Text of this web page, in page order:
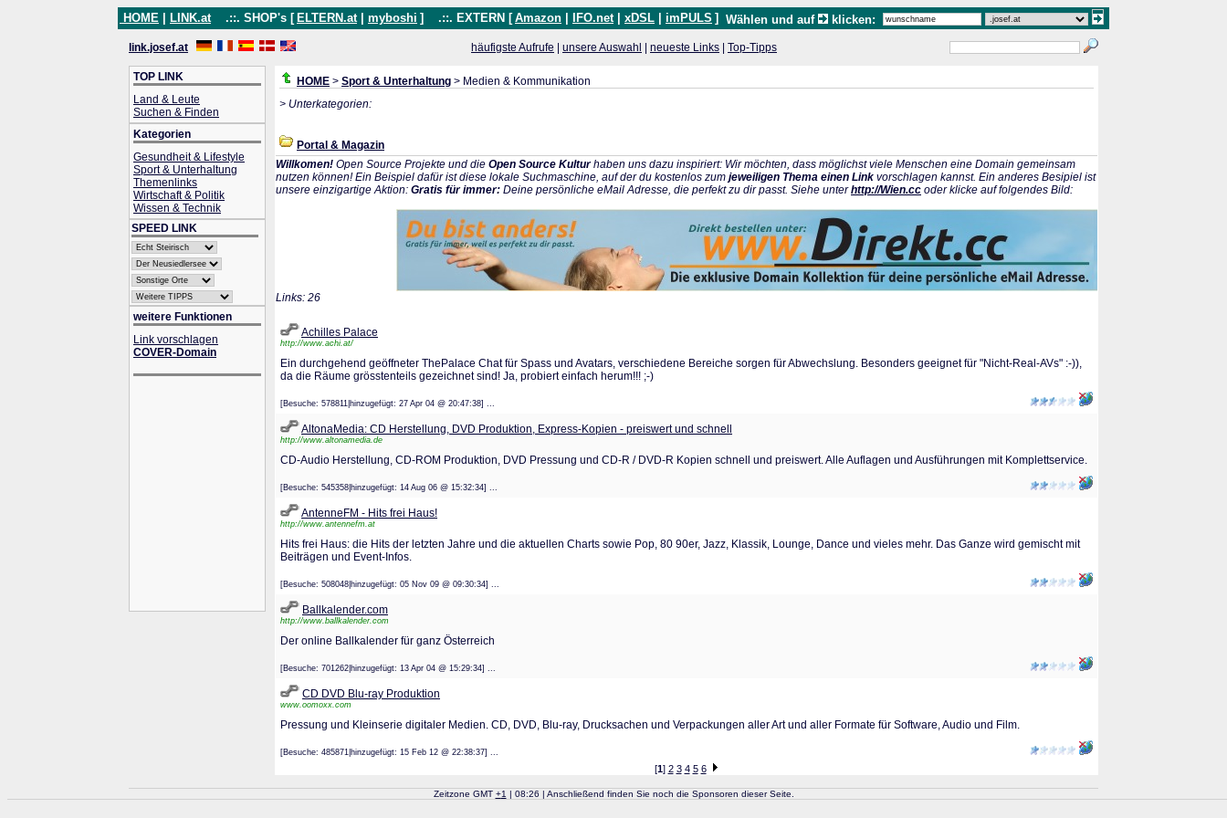
HOME LINK.at .::. SHOP's [ ELTERN.at myboshi ] .::. EXTERN [ Amazon IFO.net xDSL imPULS ] Wählen und auf klicken:
link.josef.at häufigste Aufrufe unsere Auswahl neueste Links Top-Tipps
TOP LINK
Land & Leute
Suchen & Finden
Kategorien
Gesundheit & Lifestyle
Sport & Unterhaltung
Themenlinks
Wirtschaft & Politik
Wissen & Technik
SPEED LINK
weitere Funktionen
Link vorschlagen
COVER-Domain
HOME > Sport & Unterhaltung > Medien & Kommunikation
> Unterkategorien:
Portal & Magazin
Willkomen! Open Source Projekte und die Open Source Kulturhaben uns dazu inspiriert: Wir möchten, dass möglichst viele Menschen eine Domain gemeinsam
nutzen können! Ein Beispiel dafür ist diese lokale Suchmaschine, auf der du kostenlos zum jeweiligen Thema einen Link vorschlagen kannst. Ein anderes Besipiel ist
unsere einzigartige Aktion: Gratis für immer: Deine persönliche eMail Adresse, die perfekt zu dir passt. Siehe unterhttp://Wien.cc oder klicke auf folgendes Bild:
Links: 26
Achilles Palace
http://www.achi.at/
Ein durchgehend geöffneter ThePalace Chat für Spass und Avatars, verschiedene Bereiche sorgen für Abwechslung. Besonders geeignet für "Nicht-Real-AVs" :-)),
da die Räume grösstenteils gezeichnet sind! Ja, probiert einfach herum!!! ;-)
[Besuche: 578811|hinzugefügt: 27 Apr 04 @ 20:47:38] ...
AltonaMedia: CD Herstellung, DVD Produktion, Express-Kopien - preiswert und schnell
http://www.altonamedia.de
CD-Audio Herstellung, CD-ROM Produktion, DVD Pressung und CD-R / DVD-R Kopien schnell und preiswert. Alle Auflagen und Ausführungen mit Komplettservice.
[Besuche: 545358|hinzugefügt: 14 Aug 06 @ 15:32:34] ...
AntenneFM - Hits frei Haus!
http://www.antennefm.at
Hits frei Haus: die Hits der letzten Jahre und die aktuellen Charts sowie Pop, 80 90er, Jazz, Klassik, Lounge, Dance und vieles mehr. Das Ganze wird gemischt mit
Beiträgen und Event-Infos.
[Besuche: 508048|hinzugefügt: 05 Nov 09 @ 09:30:34] ...
Ballkalender.com
http://www.ballkalender.com
Der online Ballkalender für ganz Österreich
[Besuche: 701262|hinzugefügt: 13 Apr 04 @ 15:29:34] ...
CD DVD Blu-ray Produktion
www.oomoxx.com
Pressung und Kleinserie digitaler Medien. CD, DVD, Blu-ray, Drucksachen und Verpackungen aller Art und aller Formate für Software, Audio und Film.
[Besuche: 485871|hinzugefügt: 15 Feb 12 @ 22:38:37] ...
[1] 2 3 4 5 6
Zeitzone GMT +1 | 08:26 | Anschließend finden Sie noch die Sponsoren dieser Seite.